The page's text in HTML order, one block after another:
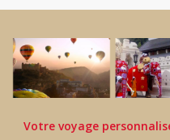
Votre voyage